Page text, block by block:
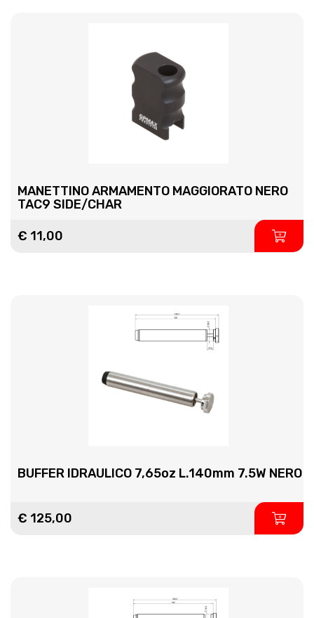
MANETTINO ARMAMENTO MAGGIORATO NERO
TAC9 SIDE/CHAR
€ 11,00
BUFFER IDRAULICO 7,65oz L.140mm 7.5W NERO
€ 125,00